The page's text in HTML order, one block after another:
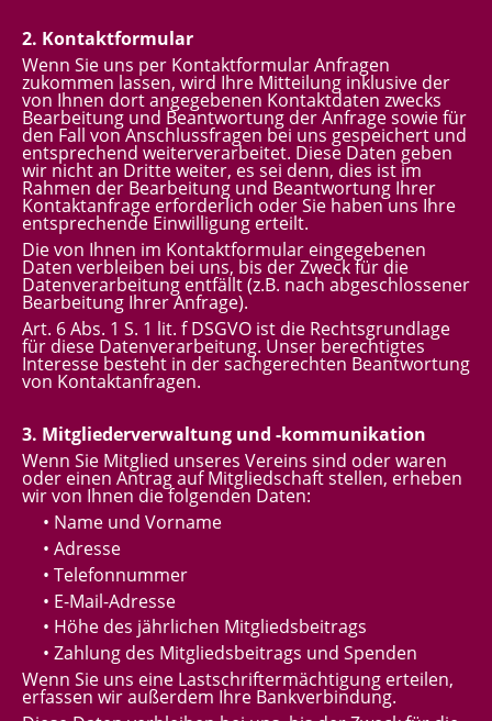
2. Kontaktformular
Wenn Sie uns per Kontaktformular Anfragen
zukommen lassen, wird Ihre Mitteilung inklusive der
von Ihnen dort angegebenen Kontaktdaten zwecks
Bearbeitung und Beantwortung der Anfrage sowie für
den Fall von Anschlussfragen bei uns gespeichert und
entsprechend weiterverarbeitet. Diese Daten geben
wir nicht an Dritte weiter, es sei denn, dies ist im
Rahmen der Bearbeitung und Beantwortung Ihrer
Kontaktanfrage erforderlich oder Sie haben uns Ihre
entsprechende Einwilligung erteilt.
Die von Ihnen im Kontaktformular eingegebenen
Daten verbleiben bei uns, bis der Zweck für die
Datenverarbeitung entfällt (z.B. nach abgeschlossener
Bearbeitung Ihrer Anfrage).
Art. 6 Abs. 1 S. 1 lit. f DSGVO ist die Rechtsgrundlage
für diese Datenverarbeitung. Unser berechtigtes
Interesse besteht in der sachgerechten Beantwortung
von Kontaktanfragen.
3. Mitgliederverwaltung und -kommunikation
Wenn Sie Mitglied unseres Vereins sind oder waren
oder einen Antrag auf Mitgliedschaft stellen, erheben
wir von Ihnen die folgenden Daten:
• Name und Vorname
• Adresse
• Telefonnummer
• E-Mail-Adresse
• Höhe des jährlichen Mitgliedsbeitrags
• Zahlung des Mitgliedsbeitrags und Spenden
Wenn Sie uns eine Lastschriftermächtigung erteilen,
erfassen wir außerdem Ihre Bankverbindung.